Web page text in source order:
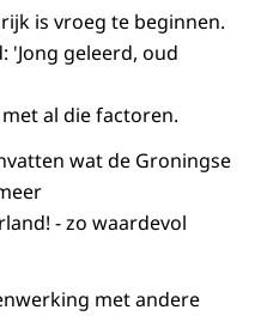
is vroeg te beginnen.
'Jong geleerd, oud
al die factoren.
wat de Groningse
- zo waardevol
met andere